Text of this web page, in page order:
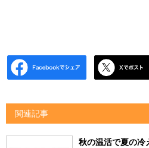
関連記事
秋の温活で夏の冷